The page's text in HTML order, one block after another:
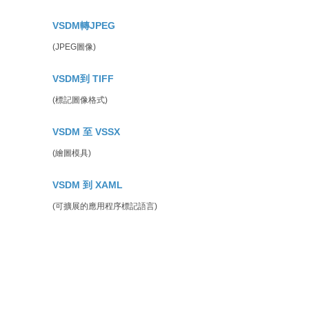
VSDM轉JPEG
(JPEG圖像)
VSDM到 TIFF
(標記圖像格式)
VSDM 至 VSSX
(繪圖模具)
VSDM 到 XAML
(可擴展的應用程序標記語言)